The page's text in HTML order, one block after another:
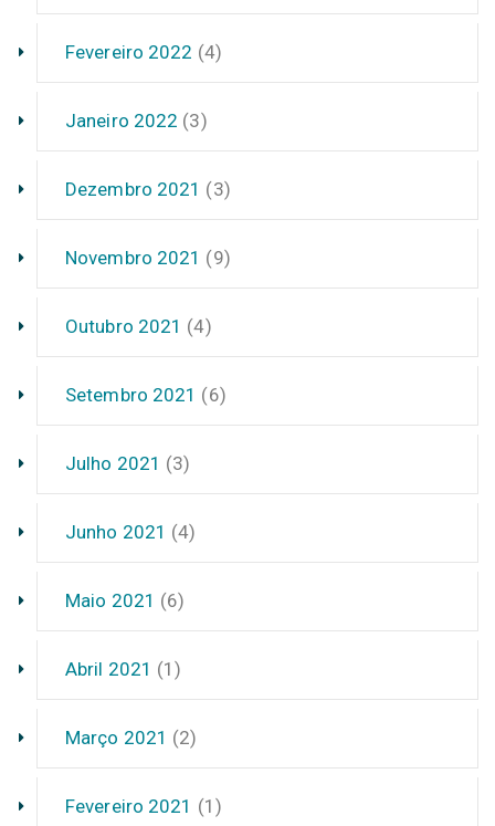
Fevereiro 2022 (4)
Janeiro 2022 (3)
Dezembro 2021 (3)
Novembro 2021 (9)
Outubro 2021 (4)
Setembro 2021 (6)
Julho 2021 (3)
Junho 2021 (4)
Maio 2021 (6)
Abril 2021 (1)
Março 2021 (2)
Fevereiro 2021 (1)